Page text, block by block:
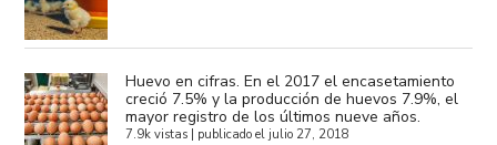
Huevo en cifras. En el 2017 el encasetamiento
creció 7.5% y la producción de huevos 7.9%, el
mayor registro de los últimos nueve años.
7.9k vistas publicado el julio 27, 2018